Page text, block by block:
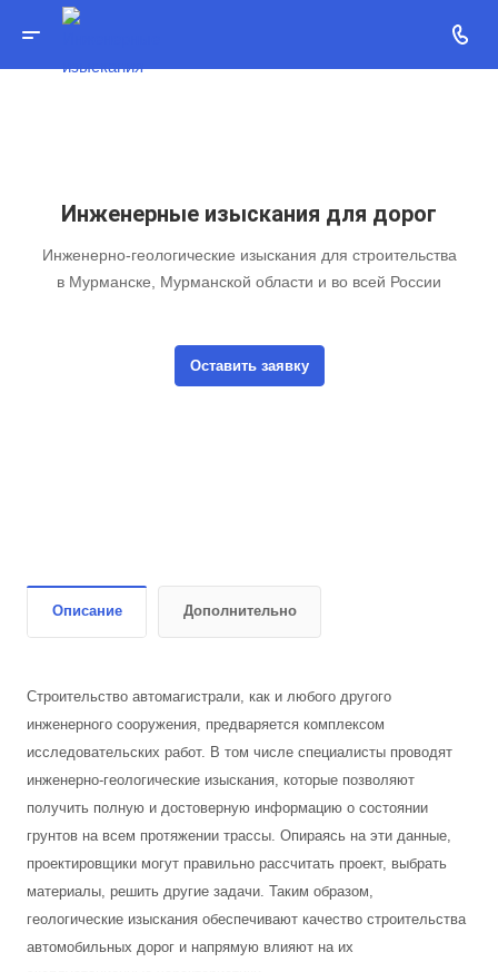
Инженерные изыскания для дорог
Инженерно-геологические изыскания для строительства
в Мурманске, Мурманской области и во всей России
Оставить заявку
Описание Дополнительно
Строительство автомагистрали, как и любого другого
инженерного сооружения, предваряется комплексом
исследовательских работ. В том числе специалисты проводят
инженерно-геологические изыскания, которые позволяют
получить полную и достоверную информацию о состоянии
грунтов на всем протяжении трассы. Опираясь на эти данные,
проектировщики могут правильно рассчитать проект, выбрать
материалы, решить другие задачи. Таким образом,
геологические изыскания обеспечивают качество строительства
автомобильных дорог и напрямую влияют на их